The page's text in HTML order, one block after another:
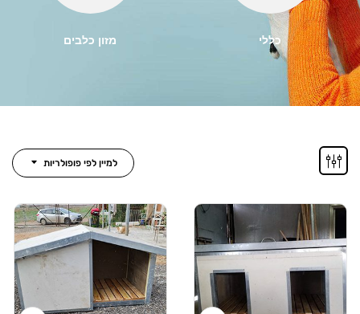
כללי מזון כלבים
למיין לפי פופולריות